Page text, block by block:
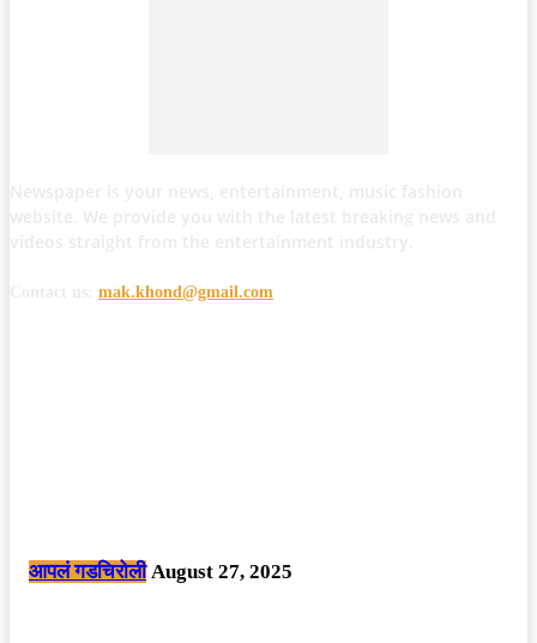
mak.khond@gmail.com
आपलं गडचिरोली August 27, 2025